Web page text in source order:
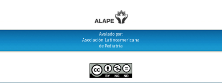
Avalado por:
Asociación Latinoamericana
de Pediatría